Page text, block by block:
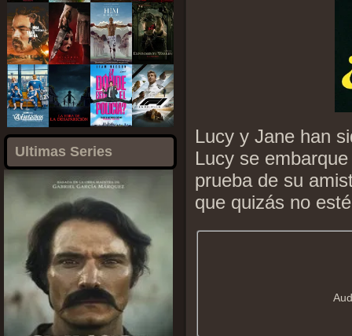
Ultimas Series
Lucy y Jane han
Lucy se
prueba de su
que quizás no